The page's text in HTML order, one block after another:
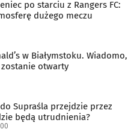
po starciu z Rangers FC:
dużego meczu
w Białymstoku. Wiadomo,
otwarty
Supraśla przejdzie przez
będą utrudnienia?